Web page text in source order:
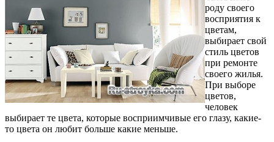
роду своего
восприятия к
цветам,
выбирает свой
стиль цветов
при ремонте
своего жилья.
При выборе
цветов,
человек
выбирает те цвета, которые восприимчивые его глазу, какие-
то цвета он любит больше какие меньше.